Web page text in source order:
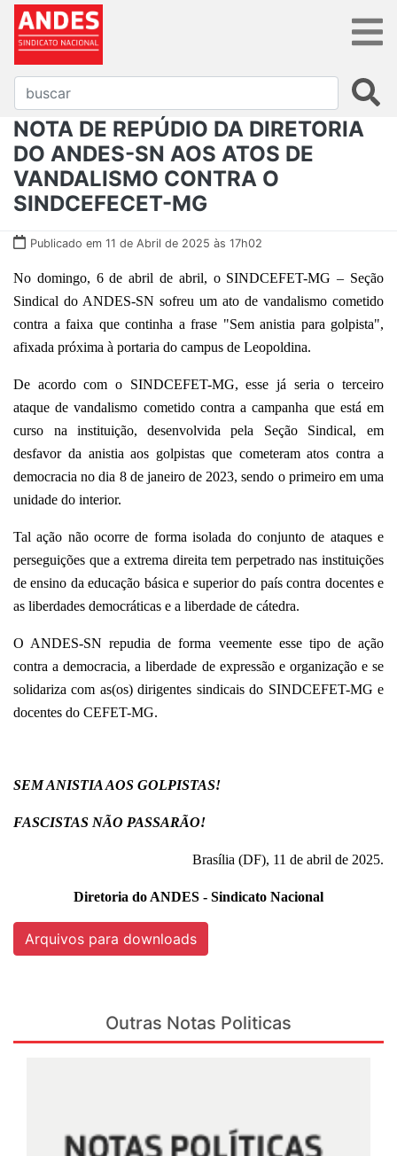
NOTA DE REPÚDIO DA DIRETORIA
DO ANDES-SN AOS ATOS DE
VANDALISMO CONTRA O
SINDCEFECET-MG
Publicado em 11 de Abril de 2025 às 17h02
No domingo, 6 de abril de abril, o SINDCEFET-MG – Seção
Sindical do ANDES-SN sofreu um ato de vandalismo cometido
contra a faixa que continha a frase "Sem anistia para golpista",
afixada próxima à portaria do campus de Leopoldina.
De acordo com o SINDCEFET-MG, esse já seria o terceiro
ataque de vandalismo cometido contra a campanha que está em
curso na instituição,
desenvolvida pela Seção Sindical, em
desfavor da anistia aos golpistas que cometeram atos contra a
democracia no dia 8 de janeiro de 2023, sendo o primeiro em uma
unidade do interior.
Tal ação não ocorre de forma isolada do conjunto de ataques e
perseguições que a extrema direita tem perpetrado nas instituições
de ensino da educação básica e superior do país contra docentes e
as liberdades democráticas e a liberdade de cátedra.
O ANDES-SN repudia de forma veemente esse tipo de ação
contra a democracia, a liberdade de expressão e organização e se
solidariza com as(os) dirigentes sindicais do SINDCEFET-MG e
docentes do CEFET-MG.
SEM ANISTIA AOS GOLPISTAS!
FASCISTAS NÃO PASSARÃO!
Brasília (DF), 11 de abril de 2025.
Diretoria do ANDES - Sindicato Nacional
Arquivos para downloads
Outras Notas Politicas